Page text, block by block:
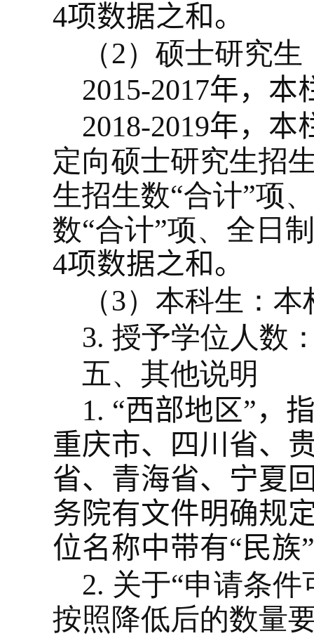
4项数据之和。
（2）硕士研究生
2015-2017年， 本
2018-2019年， 本
定向硕士研究生招
生招生数“合计”项
数“合计”项、全日
4项数据之和。
（3）本科生：
3.授予学位人数
五、其他说明
1. “西部地区”，
重庆市、四川省、
省、青海省、宁夏
务院有文件明确规
位名称中带有“民
2. 关于“申请条件
按照降低后的数量